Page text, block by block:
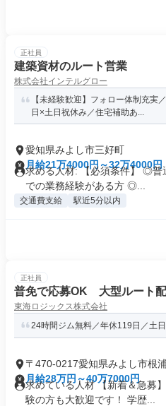
正社員
建築資材のルート営業
株式会社インテルグロー
【未経験歓迎】フォロー体制充実
日×土日祝休み／住宅補助あ...
愛知県みよし市三好町
月給21万4000円～32万4000円
求める人材: 【必須条件】 ◎
での業務経験がある方 ◎...
交通費支給 駅近5分以内
正社員
普免で応募OK 大型ルート
東海ロジックス株式会社
24時間ジム無料／年休119日／土
〒470-0217愛知県みよし市根
月給28万円～40万7000円
求めている人材 【新着＆急募
験の方も大歓迎です！ 学歴...